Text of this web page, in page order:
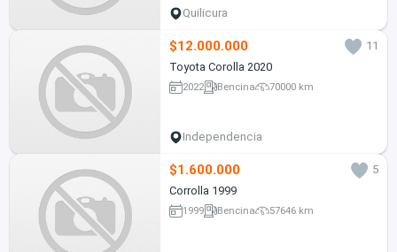
Quilicura
$12.000.000
11
Toyota Corolla 2020
2022 Bencina 70000 km
Independencia
$1.600.000
5
Corrolla 1999
1999 Bencina 57646 km